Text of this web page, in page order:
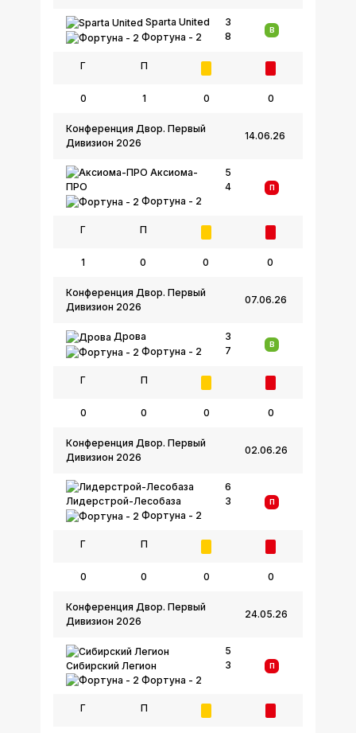
Sparta United
Фортуна - 2
3
8
В
Г П
0 1 0 0
14.06.26
Конференция Двор. Первый
Дивизион 2026
Аксиома-
ПРО
Фортуна - 2
5
4
П
Г П
1 0 0 0
07.06.26
Конференция Двор. Первый
Дивизион 2026
Дрова
Фортуна - 2
3
7
В
Г П
0 0 0 0
02.06.26
Конференция Двор. Первый
Дивизион 2026
Лидерстрой-Лесобаза
Фортуна - 2
6
3
П
Г П
0 0 0 0
24.05.26
Конференция Двор. Первый
Дивизион 2026
Сибирский Легион
Фортуна - 2
5
3
П
Г П